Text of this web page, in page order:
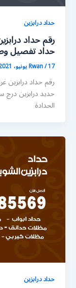
حداد درابزين
حداد تفصيل
Rwan/17 يونيو، 2021
رقم حداد درابزين
حديد درابزين درج
الحدادة
حداد درابزين